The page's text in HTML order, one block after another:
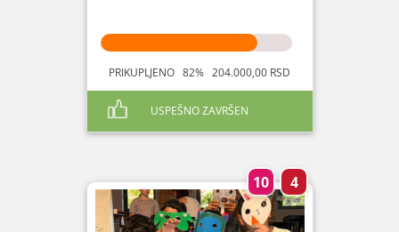
PRIKUPLJENO 82% 204.000,00 RSD
USPEŠNO ZAVRŠEN
10 4